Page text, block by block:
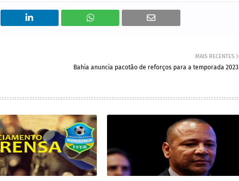
MAIS RECENTES
Bahia anuncia pacotão de reforços para a temporada 2023